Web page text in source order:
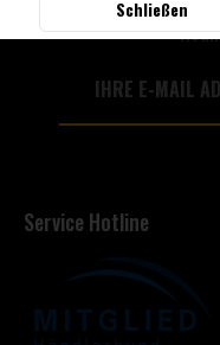
Service Hotline
Schließen